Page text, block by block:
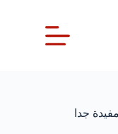
جدا